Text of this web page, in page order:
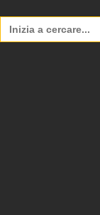
Search
for: